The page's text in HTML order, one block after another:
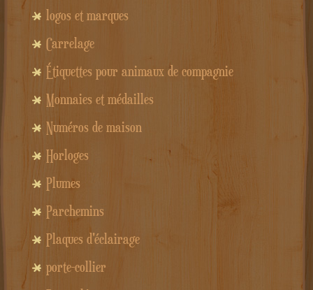
logos et marques
Carrelage
Étiquettes pour animaux de compagnie
Monnaies et médailles
Numéros de maison
Horloges
Plumes
Parchemins
Plaques d'éclairage
porte-collier